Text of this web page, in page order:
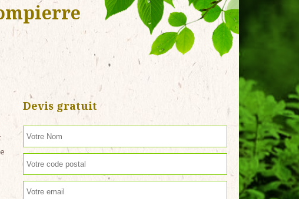
Devis gratuit